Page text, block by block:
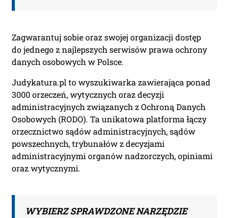
Zagwarantuj sobie oraz swojej organizacji dostęp
do jednego z najlepszych serwisów prawa ochrony
danych osobowych w Polsce.
Judykatura.pl to wyszukiwarka zawierająca ponad
3000 orzeczeń, wytycznych oraz decyzji
administracyjnych związanych z Ochroną Danych
Osobowych (RODO). Ta unikatowa platforma łączy
orzecznictwo sądów administracyjnych, sądów
powszechnych, trybunałów z decyzjami
administracyjnymi organów nadzorczych, opiniami
oraz wytycznymi.
WYBIERZ SPRAWDZONE NARZĘDZIE